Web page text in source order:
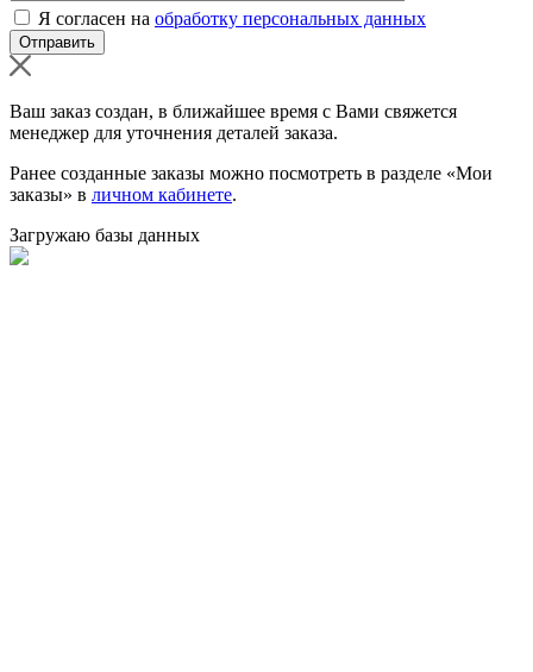
Я согласен на обработку персональных данных
Ваш заказ создан, в ближайшее время с Вами свяжется
менеджер для уточнения деталей заказа.
Ранее созданные заказы можно посмотреть в разделе «Мои
заказы» в личном кабинете.
Загружаю базы данных